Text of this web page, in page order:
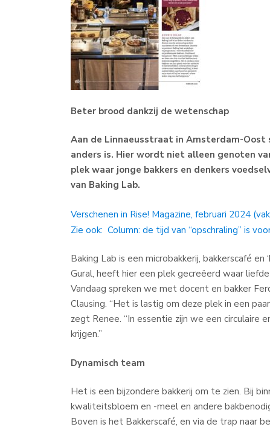
Beter brood dankzij de wetenschap
Aan de Linnaeusstraat in Amsterdam-Oost
anders is. Hier wordt niet alleen genoten
plek waar jonge bakkers en denkers
van Baking Lab.
Verschenen in Rise! Magazine, februari 2024
Zie ook: Column: de tijd van “opschraling” is
Baking Lab is een microbakkerij, bakkerscafé
Gural, heeft hier een plek gecreëerd waar
Vandaag spreken we met docent en bakker
Clausing. “Het is lastig om deze plek in een
zegt Renee. “In essentie zijn we een circulaire
krijgen.”
Dynamisch team
Het is een bijzondere bakkerij om te zien. Bij
kwaliteitsbloem en -meel en andere
Boven is het Bakkerscafé, en via de trap naar